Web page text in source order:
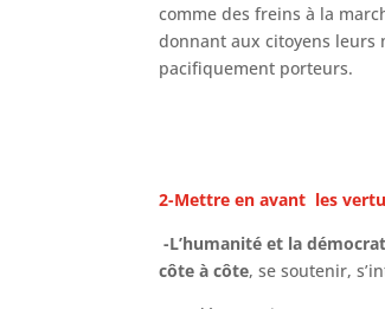
comme des freins à la
donnant aux citoyens leurs
pacifiquement porteurs.
2-Mettre en avant les
-L’humanité et la
côte à côte, se soutenir,